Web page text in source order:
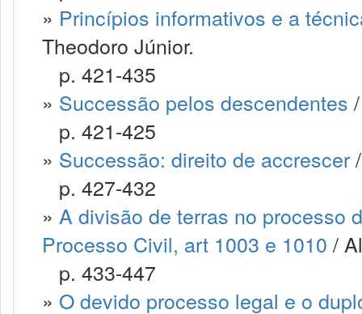
» Princípios informativos e a
Theodoro Júnior.
p. 421-435
» Successão pelos descendentes
p. 421-425
» Successão: direito de accrescer
p. 427-432
» A divisão de terras no processo
Processo Civil, art 1003 e 1010 /
p. 433-447
» O devido processo legal e o